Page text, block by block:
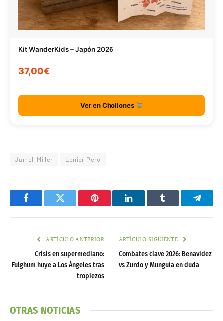
Kit WanderKids – Japón 2026
37,00€
Ver en Chollones
Jarrell Miller Lenier Pero
FacebookTwitter Pinterest LinkedInTumblr
ARTÍCULO ANTERIOR
Crisis en supermediano:
Fulghum huye a Los Ángeles tras
tropiezos
ARTÍCULO SIGUIENTE
Combates clave 2026: Benavidez
vs Zurdo y Munguía en duda
OTRAS NOTICIAS